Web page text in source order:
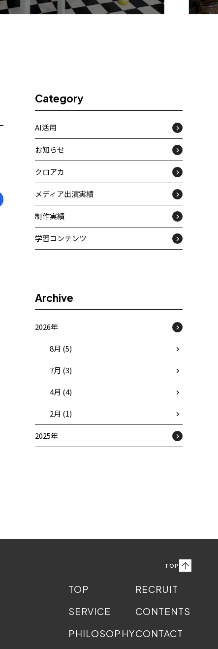
Category
AI活用
お知らせ
クロアカ
メディア出演実績
制作実績
学習コンテンツ
Archive
2026年
8月 (5)
7月 (3)
4月 (4)
2月 (1)
2025年
TOP
TOP
SERVICE
PHILOSOPHY
RECRUIT
CONTENTS
CONTACT